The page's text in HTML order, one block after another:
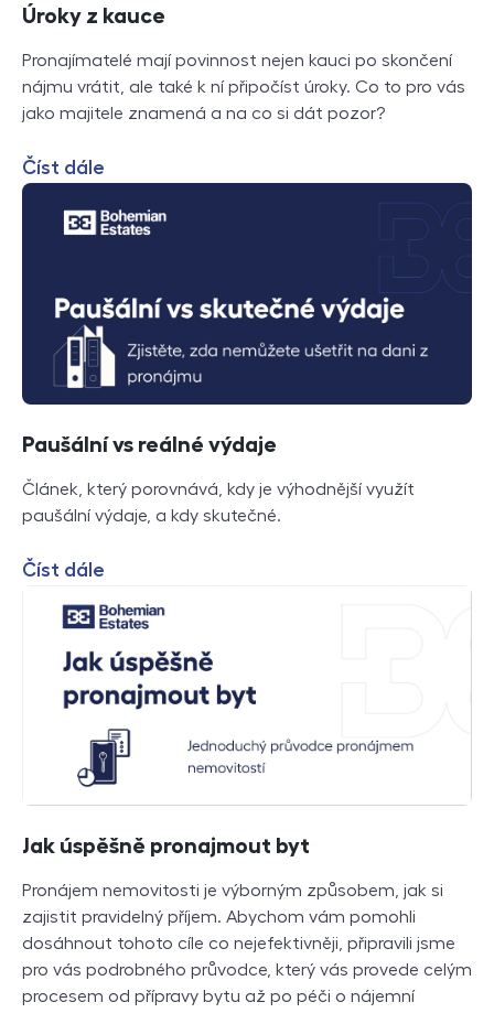
Úroky z kauce
Pronajímatelé mají povinnost nejen kauci po skončení
nájmu vrátit, ale také k ní připočíst úroky. Co to pro vás
jako majitele znamená a na co si dát pozor?
Číst dále
Paušální vs reálné výdaje
Článek, který porovnává, kdy je výhodnější využít
paušální výdaje, a kdy skutečné.
Číst dále
Jak úspěšně pronajmout byt
Pronájem nemovitosti je výborným způsobem, jak si
zajistit pravidelný příjem. Abychom vám pomohli
dosáhnout tohoto cíle co nejefektivněji, připravili jsme
pro vás podrobného průvodce, který vás provede celým
procesem od přípravy bytu až po péči o nájemní